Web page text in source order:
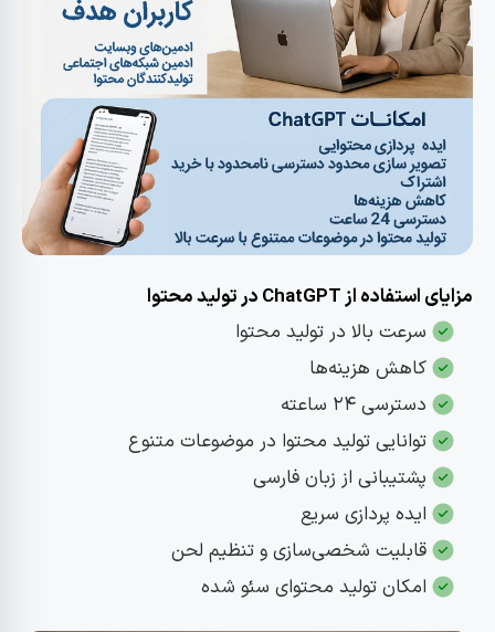
مزایای استفاده از ChatGPT در تولید محتوا
سرعت بالا در تولید محتوا
کاهش هزینه‌ها
دسترسی ۲۴ ساعته
توانایی تولید محتوا در موضوعات متنوع
پشتیبانی از زبان فارسی
ایده‌ پردازی سریع
قابلیت شخصی‌سازی و تنظیم لحن
امکان تولید محتوای سئو شده